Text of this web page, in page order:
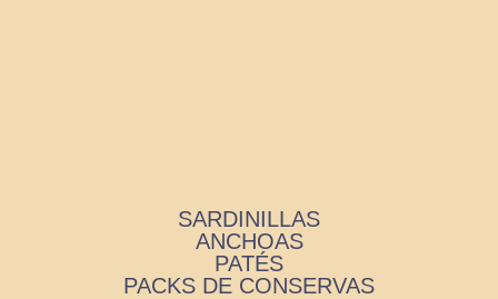
SARDINILLAS
ANCHOAS
PATÉS
PACKS DE CONSERVAS